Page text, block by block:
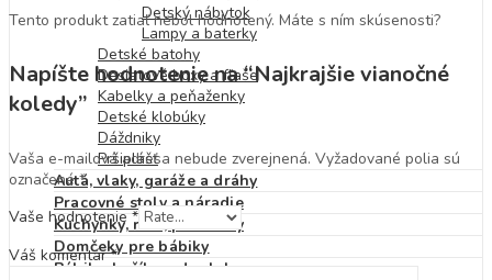
Detský nábytok
Lampy a baterky
Detské batohy
Desiatové boxy a fľaše
Kabelky a peňaženky
Detské klobúky
Dáždniky
Pršiplášť
Autá, vlaky, garáže a dráhy
Pracovné stoly a náradie
Kuchynky, riad, potraviny
Domčeky pre bábiky
Bábiky, kočíky a doplnky
Tento produkt zatiaľ nebol hodnotený. Máte s ním skúsenosti?
Napíšte hodnotenie na “Najkrajšie vianočné
koledy”
Vaša e-mailová adresa nebude zverejnená. Vyžadované polia sú
označené*
Vaše hodnotenie*
Váš komentár*